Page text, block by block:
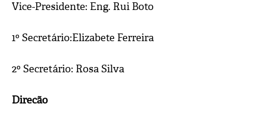
Vice-Presidente: Eng. Rui Boto
1º Secretário:Elizabete Ferreira
2º Secretário: Rosa Silva
Direcão